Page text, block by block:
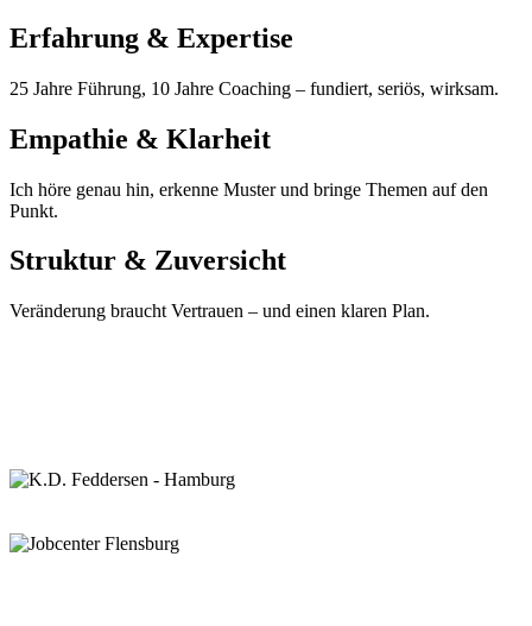
Erfahrung & Expertise
25 Jahre Führung, 10 Jahre Coaching – fundiert, seriös, wirksam.
Empathie & Klarheit
Ich höre genau hin, erkenne Muster und bringe Themen auf den
Punkt.
Struktur & Zuversicht
Veränderung braucht Vertrauen – und einen klaren Plan.